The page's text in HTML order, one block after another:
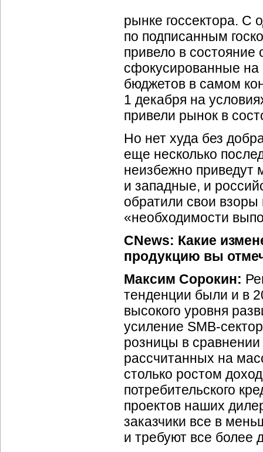
рынке госсектора. С
по подписанным
привело в состояние
сфокусированные на
бюджетов в самом
1 декабря на
привели рынок в
Но нет худа без
еще несколько
неизбежно приведут
и западные, и
обратили свои взоры
«необходимости
CNews: Какие
продукцию вы
Максим Сорокин:
тенденции были и в
высокого уровня
усиление SMB-
розницы в
рассчитанных на
столько ростом
потребительского
проектов наших
заказчики все в
и требуют все более